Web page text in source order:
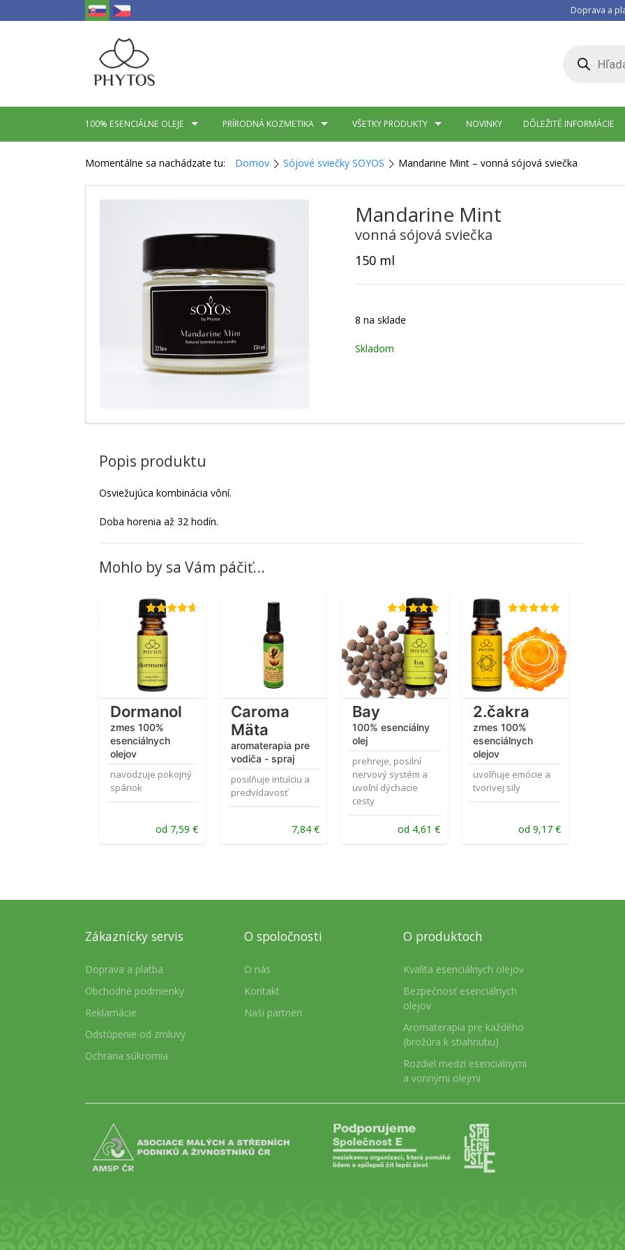
Doprava a
search
100% ESENCIÁLNE OLEJE PRÍRODNÁ KOZMETIKA VŠETKY PRODUKTY NOVINKY DÔLEŽITÉ INFORMÁCIE
Momentálne sa nachádzate tu: Domov Sójové sviečky SOYOS Mandarine Mint – vonná sójová sviečka
Mandarine Mint
vonná sójová sviečka
150 ml
8 na sklade
Skladom
Popis produktu
Osviežujúca kombinácia vôní.
Doba horenia až 32 hodín.
Mohlo by sa Vám páčiť...
Dormanol
zmes 100%
esenciálnych
olejov
navodzuje pokojný
spánok
Hodnotenie
4.67z 5
od 7,59€
Caroma
Mäta
aromaterapia pre
vodiča - spraj
posilňuje intuíciu a
predvídavosť
7,84 €
Bay
100% esenciálny
olej
prehreje, posilní
nervový systém a
uvoľní dýchacie
cesty
Hodnotenie
5.00z 5
od 4,61 €
2.čakra
zmes 100%
esenciálnych
olejov
uvoľňuje emócie a
tvorivej sily
5.00z 5
od9,17€
Zákaznícky servis
Doprava a platba
Obchodné podmienky
Reklamácie
Odstúpenie od zmluvy
Ochrana súkromia
O spoločnosti
O nás
Kontakt
Naši partneri
O produktoch
Kvalita esenciálnych olejov
Bezpečnosť esenciálnych
olejov
Aromaterapia pre každého
(brožúra k stiahnutiu)
Rozdiel medzi esenciálnymi
a vonnými olejmi